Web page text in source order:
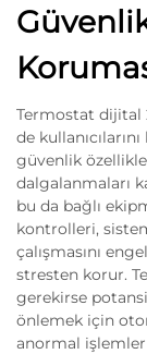
Termostat dijital
de
güvenlik
dalgalanmaları
bu da bağlı
kontrolleri,
çalışmasını
stresten korur.
gerekirse
önlemek için
anormal